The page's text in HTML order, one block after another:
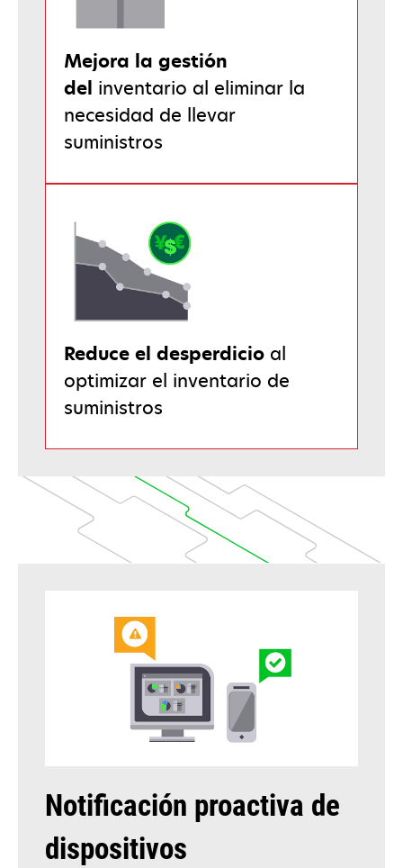
Mejora la gestión
del inventario al eliminar la
necesidad de llevar
suministros
Reduce el desperdicio al
optimizar el inventario de
suministros
Notificación proactiva de
dispositivos